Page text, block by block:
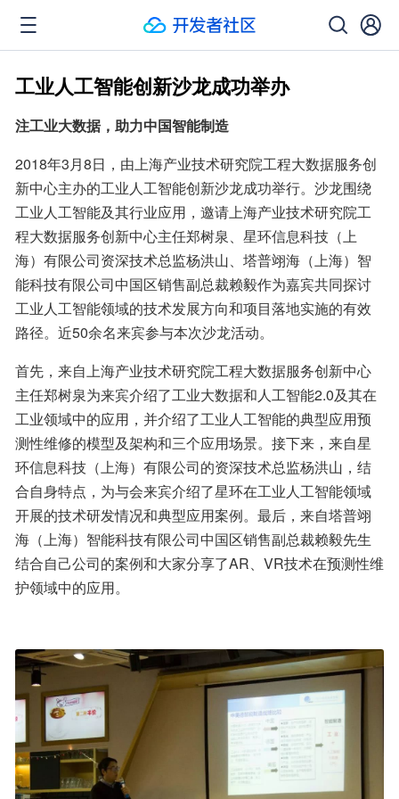
工业人工智能创新沙龙成功举办
注工业大数据，助力中国智能制造
2018年3月8日，由上海产业技术研究院工程大数据服务创
新中心主办的工业人工智能创新沙龙成功举行。沙龙围绕
工业人工智能及其行业应用，邀请上海产业技术研究院工
程大数据服务创新中心主任郑树泉、星环信息科技（上
海）有限公司资深技术总监杨洪山、塔普翊海（上海）智
能科技有限公司中国区销售副总裁赖毅作为嘉宾共同探讨
工业人工智能领域的技术发展方向和项目落地实施的有效
路径。近50余名来宾参与本次沙龙活动。
首先，来自上海产业技术研究院工程大数据服务创新中心
主任郑树泉为来宾介绍了工业大数据和人工智能2.0及其在
工业领域中的应用，并介绍了工业人工智能的典型应用预
测性维修的模型及架构和三个应用场景。接下来，来自星
环信息科技（上海）有限公司的资深技术总监杨洪山，结
合自身特点，为与会来宾介绍了星环在工业人工智能领域
开展的技术研发情况和典型应用案例。最后，来自塔普翊
海（上海）智能科技有限公司中国区销售副总裁赖毅先生
结合自己公司的案例和大家分享了AR、VR技术在预测性维
护领域中的应用。